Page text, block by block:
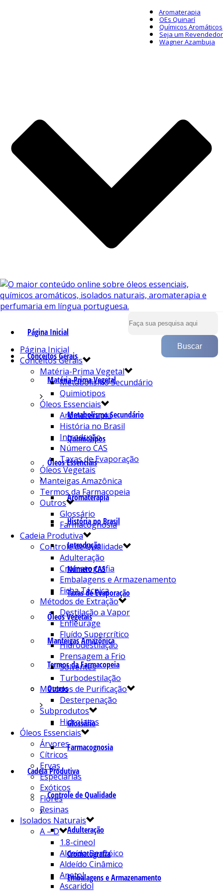
Aromaterapia
OEs Quinarí
Químicos Aromáticos
Seja um Revendedor
Wagner Azambuja
Página Inicial
Conceitos Gerais
Matéria-Prima Vegetal
Metabolismo Secundário
Quimiotipos
Óleos Essenciais
Aromaterapia
História no Brasil
Introdução
Número CAS
Taxas de Evaporação
Óleos Vegetais
Manteigas Amazônica
Termos da Farmacopeia
Outros
Glossário
Farmacognosia
Cadeia Produtiva
Controle de Qualidade
Adulteração
Cromatografia
Embalagens e Armazenamento
Página Inicial
Conceitos Gerais
Matéria-Prima Vegetal
Metabolismo Secundário
Quimiotipos
Óleos Essenciais
Aromaterapia
História no Brasil
Introdução
Número CAS
Taxas de Evaporação
Óleos Vegetais
Manteigas Amazônica
Termos da Farmacopeia
Outros
Glossário
Farmacognosia
Cadeia Produtiva
Controle de Qualidade
Adulteração
Cromatografia
Embalagens e Armazenamento
Ficha Técnica
Métodos de Extração
Destilação a Vapor
Enfleurage
Fluído Supercrítico
Hidrodestilação
Prensagem a Frio
Solventes
Turbodestilação
Métodos de Purificação
Desterpenação
Subprodutos
Hidrolatos
Óleos Essenciais
Árvores
Cítricos
Ervas
Especiarias
Exóticos
Flores
Resinas
Isolados Naturais
A – D
1.8-cineol
Aldeído Benzóico
Aldeído Cinâmico
Anetol
Ascaridol